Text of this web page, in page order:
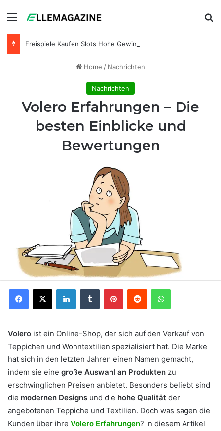
Menu
Freispiele Kaufen Slots Hohe Gewinne Casino
Home / Nachrichten
Nachrichten
Volero Erfahrungen – Die
besten Einblicke und
Bewertungen
Facebook
X LinkedInTumblr PinterestReddit WhatsApp
Volero ist ein Online-Shop, der sich auf den Verkauf von
Teppichen und Wohntextilien spezialisiert hat. Die Marke
hat sich in den letzten Jahren einen Namen gemacht,
indem sie eine große Auswahl an Produkten zu
erschwinglichen Preisen anbietet. Besonders beliebt sind
die modernen Designs und die hohe Qualität der
angebotenen Teppiche und Textilien. Doch was sagen die
Kunden über ihre Volero Erfahrungen? In diesem Artikel